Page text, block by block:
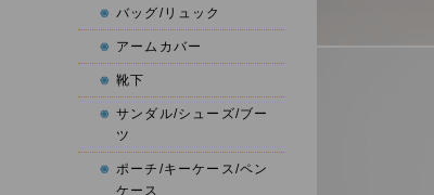
バッグ/リュック
アームカバー
靴下
サンダル/シューズ/ブー
ツ
ポーチ/キーケース/ペン
ケース